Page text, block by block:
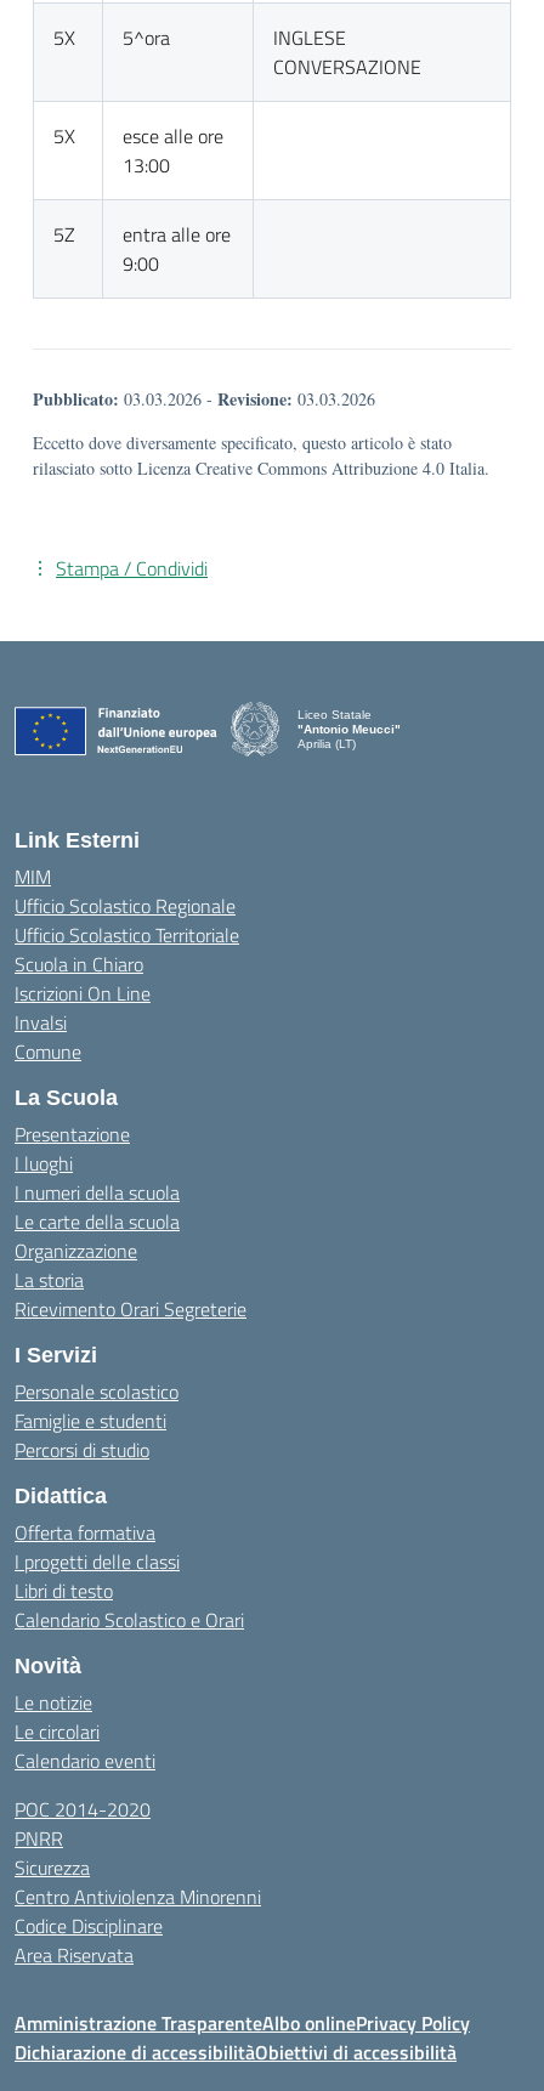
5X 5^ora
INGLESE
CONVERSAZIONE
5X
esce alle ore
13:00
5Z
entra alle ore
9:00
Pubblicato: 03.03.2026 - Revisione: 03.03.2026
Eccetto dove diversamente specificato, questo articolo è stato
rilasciato sotto Licenza Creative Commons Attribuzione 4.0 Italia.
Stampa / Condividi
Liceo Statale
"Antonio Meucci"
Aprilia (LT)
Link Esterni
MIM
Ufficio Scolastico Regionale
Ufficio Scolastico Territoriale
Scuola in Chiaro
Iscrizioni On Line
Invalsi
Comune
La Scuola
Presentazione
I luoghi
I numeri della scuola
Le carte della scuola
Organizzazione
La storia
Ricevimento Orari Segreterie
I Servizi
Personale scolastico
Famiglie e studenti
Percorsi di studio
Didattica
Offerta formativa
I progetti delle classi
Libri di testo
Calendario Scolastico e Orari
Novità
Le notizie
Le circolari
Calendario eventi
POC 2014-2020
PNRR
Sicurezza
Centro Antiviolenza Minorenni
Codice Disciplinare
Area Riservata
Amministrazione TrasparenteAlbo onlinePrivacy Policy
Dichiarazione di accessibilitàObiettivi di accessibilità